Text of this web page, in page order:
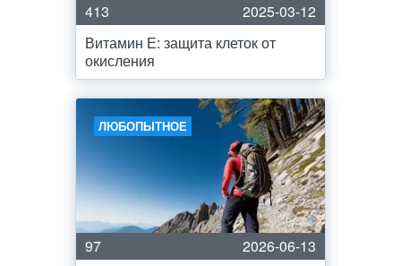
413
2025-03-12
Витамин Е: защита клеток от
окисления
ЛЮБОПЫТНОЕ
97
2026-06-13